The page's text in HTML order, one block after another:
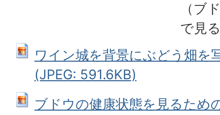
（ブ
で見
ワイン城を背景にぶどう畑を
(JPEG: 591.6KB)
ブドウの健康状態を見るため